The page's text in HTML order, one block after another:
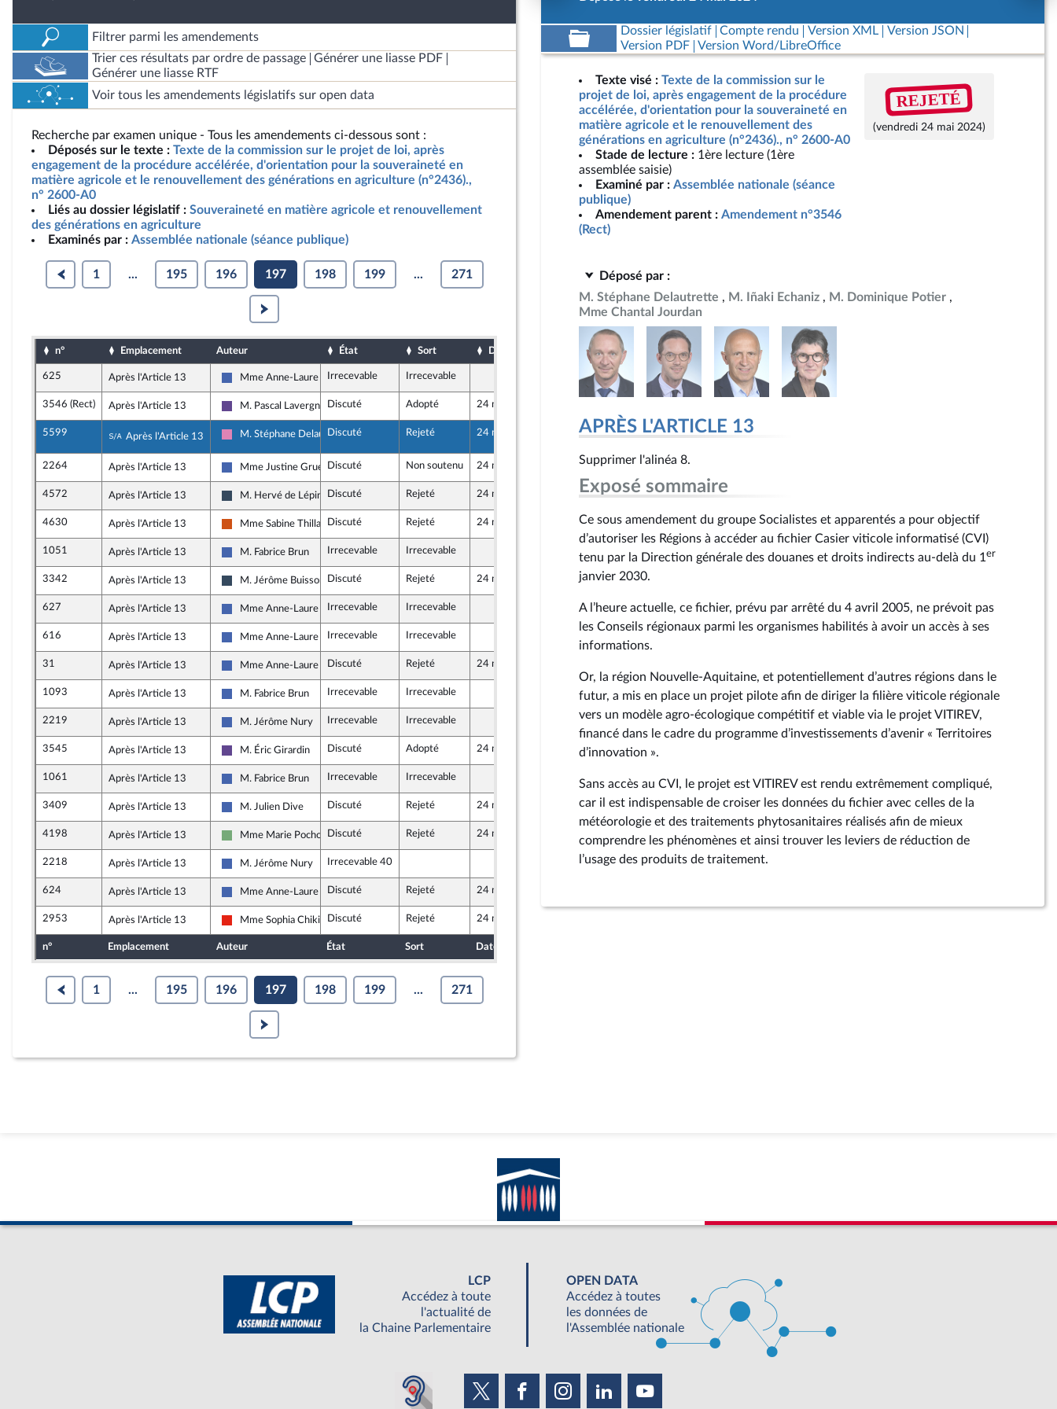
Filtrer parmi les amendements
Trier ces résultats par ordre de passage
Générer une liasse PDF
Générer une liasse RTF
Voir tous les amendements législatifs sur open data
Recherche par examen unique - Tous les amendements ci-dessous sont :
Déposés sur le texte : Texte de la commission sur le projet de loi, après
engagement de la procédure accélérée, d'orientation pour la souveraineté en
matière agricole et le renouvellement des générations en agriculture (n°2436).,
n° 2600-A0
Liés au dossier législatif : Souveraineté en matière agricole et renouvellement
des générations en agriculture
Examinés par : Assemblée nationale (séance publique)
1 ... 195 196 197 198 199 ... 271
n° Emplacement Auteur État Sort Date d'examen Date de dépôt
625 Après l'Article 13
Les Républicains
Mme Anne-Laure BlinIrrecevable Irrecevable 7 mai 2024
3546 (Rect) Après l'Article 13
Renaissance
M. Pascal Lavergne Discuté Adopté 24 mai 2024
5599 Sous-amendement de l'amendement n°3546 (Rect)
Après l'Article 13 Socialistes et apparentés
M. Stéphane Delautrette
Discuté Rejeté 24 mai 2024 24 mai 2024
2264 Après l'Article 13
Les Républicains
Mme Justine Gruet Discuté Non soutenu 24 mai 2024 9 mai 2024
4572 Après l'Article 13
Rassemblement National
M. Hervé de LépinauDiscuté Rejeté 24 mai 2024 10 mai 2024
4630 Après l'Article 13
Démocrate (MoDem et Indépendants)
Mme Sabine ThillayeDiscuté Rejeté 24 mai 2024 10 mai 2024
1051 Après l'Article 13
Les Républicains
M. Fabrice Brun Irrecevable Irrecevable
3342 Après l'Article 13
Rassemblement National
M. Jérôme Buisson Discuté Rejeté 24 mai 2024 10 mai 2024
627 Après l'Article 13
Les Républicains
Mme Anne-Laure BlinIrrecevable Irrecevable 7 mai 2024
616 Après l'Article 13
Les Républicains
Mme Anne-Laure BlinIrrecevable Irrecevable
31 Après l'Article 13
Les Républicains
Mme Anne-Laure BlinDiscuté Rejeté 24 mai 2024
1093 Après l'Article 13
Les Républicains
M. Fabrice Brun Irrecevable Irrecevable 7 mai 2024
2219 Après l'Article 13
Les Républicains
M. Jérôme Nury Irrecevable Irrecevable 9 mai 2024
3545 Après l'Article 13
Renaissance
M. Éric Girardin Discuté Adopté 24 mai 2024 10 mai 2024
1061 Après l'Article 13
Les Républicains
M. Fabrice Brun Irrecevable Irrecevable 7 mai 2024
3409 Après l'Article 13
Les Républicains
M. Julien Dive Discuté Rejeté 24 mai 2024 10 mai 2024
4198 Après l'Article 13
Écologiste - NUPES
Mme Marie Pochon Discuté Rejeté 24 mai 2024
2218 Après l'Article 13
Les Républicains
M. Jérôme Nury Irrecevable 40 9 mai 2024
624 Après l'Article 13
Les Républicains
Mme Anne-Laure BlinDiscuté Rejeté 24 mai 2024
2953 Après l'Article 13
La France insoumise - Nouvelle Union Populaire écologique et sociale
Mme Sophia ChikirouDiscuté Rejeté 24 mai 2024
n° Emplacement Auteur État Sort Date d'examen
1 ... 195 196 197 198 199 ... 271
Dossier législatif Compte rendu Version XML
Version JSON
Version PDF
Version Word/LibreOffice
Texte visé : Texte de la commission sur le
projet de loi, après engagement de la procédure
accélérée, d'orientation pour la souveraineté en
matière agricole et le renouvellement des
générations en agriculture (n°2436)., n° 2600-A0
Stade de lecture : 1ère lecture (1ère
assemblée saisie)
Examiné par : Assemblée nationale (séance
publique)
Amendement parent : Amendement n°3546
(Rect)
REJETÉ
(vendredi 24 mai 2024)
Déposé par :
M. Stéphane Delautrette
M. Iñaki Echaniz
M. Dominique Potier
Mme Chantal Jourdan
APRÈS L'ARTICLE 13
Supprimer l'alinéa 8.
Exposé sommaire
Ce sous amendement du groupe Socialistes et apparentés a pour objectif
d’autoriser les Régions à accéder au fichier Casier viticole informatisé (CVI)
tenu par la Direction générale des douanes et droits indirects au-delà du 1 er
janvier 2030.
A l’heure actuelle, ce fichier, prévu par arrêté du 4 avril 2005, ne prévoit pas
les Conseils régionaux parmi les organismes habilités à avoir un accès à ses
informations.
Or, la région Nouvelle-Aquitaine, et potentiellement d’autres régions dans le
futur, a mis en place un projet pilote afin de diriger la filière viticole régionale
vers un modèle agro-écologique compétitif et viable via le projet VITIREV,
financé dans le cadre du programme d’investissements d’avenir « Territoires
d’innovation ».
Sans accès au CVI, le projet est VITIREV est rendu extrêmement compliqué,
car il est indispensable de croiser les données du fichier avec celles de la
météorologie et des traitements phytosanitaires réalisés afin de mieux
comprendre les phénomènes et ainsi trouver les leviers de réduction de
l’usage des produits de traitement.
LCP
Accédez à toute
l'actualité de
la Chaine Parlementaire
OPEN DATA
Accédez à toutes
les données de
l'Assemblée nationale